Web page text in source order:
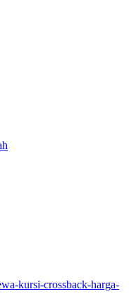
kursi-crossback-harga-